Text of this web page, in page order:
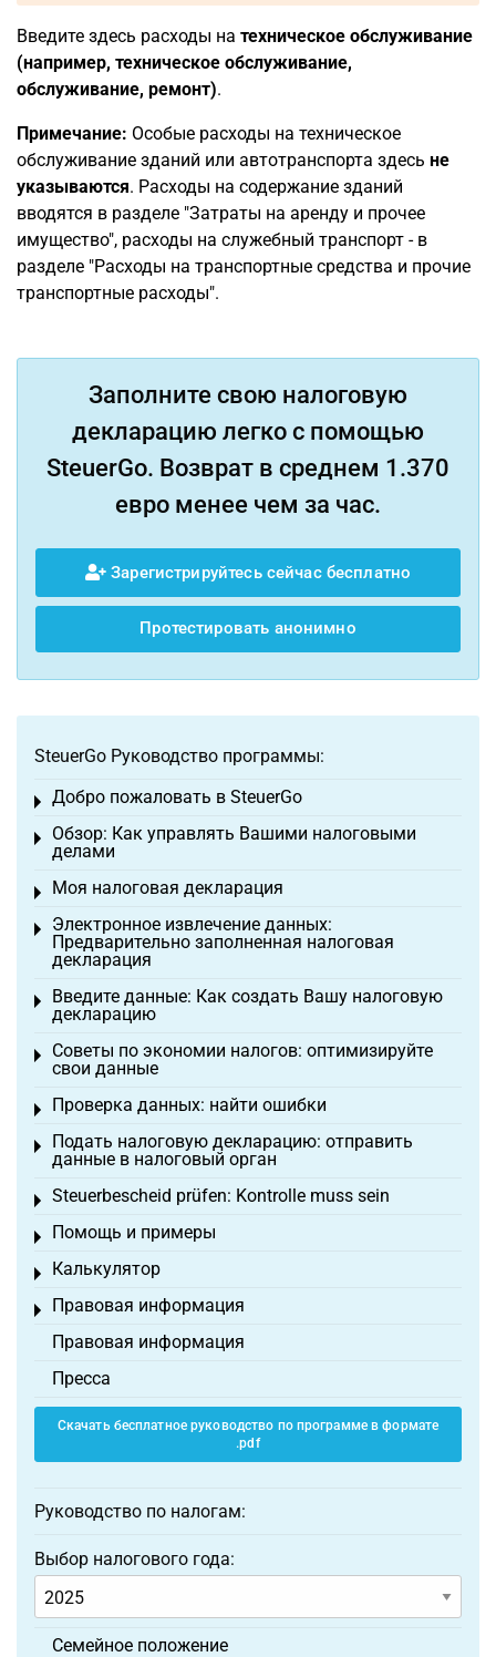
Введите здесь расходы на техническое обслуживание
(например, техническое обслуживание,
обслуживание, ремонт).
Примечание: Особые расходы на техническое
обслуживание зданий или автотранспорта здесь не
указываются. Расходы на содержание зданий
вводятся в разделе "Затраты на аренду и прочее
имущество", расходы на служебный транспорт - в
разделе "Расходы на транспортные средства и прочие
транспортные расходы".
Заполните свою налоговую
декларацию легко с помощью
SteuerGo. Возврат в среднем 1.370
евро менее чем за час.
Зарегистрируйтесь сейчас бесплатно
Протестировать анонимно
SteuerGo Руководство программы:
Добро пожаловать в SteuerGo
Toggle menu
Обзор: Как управлять Вашими налоговыми
делами
Toggle menu
Моя налоговая декларация
Toggle menu
Электронное извлечение данных:
Предварительно заполненная налоговая
декларация
Toggle menu
Введите данные: Как создать Вашу налоговую
декларацию
Toggle menu
Советы по экономии налогов: оптимизируйте
свои данные
Toggle menu
Проверка данных: найти ошибки
Toggle menu
Подать налоговую декларацию: отправить
данные в налоговый орган
Toggle menu
Steuerbescheid prüfen: Kontrolle muss sein
Toggle menu
Помощь и примеры
Toggle menu
Калькулятор
Toggle menu
Правовая информация
Toggle menu
Правовая информация
Пресса
Скачать бесплатное руководство по программе в формате
.pdf
Руководство по налогам:
Выбор налогового года:
Семейное положение